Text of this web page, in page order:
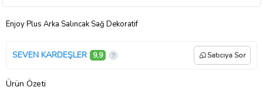
Enjoy Plus Arka Salıncak Sağ Dekoratif
SEVEN KARDEŞLER 9,9 Satıcıya Sor
Ürün Özeti